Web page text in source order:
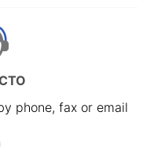
phone, fax or email